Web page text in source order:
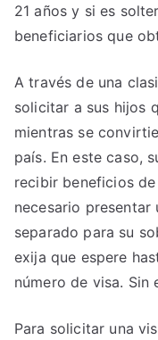
21 años y si es
beneficiarios que
A través de una
solicitar a sus hijos
mientras se
país. En este caso,
recibir beneficios
necesario presentar
separado para su
exija que espere
número de visa. Sin
Para solicitar una